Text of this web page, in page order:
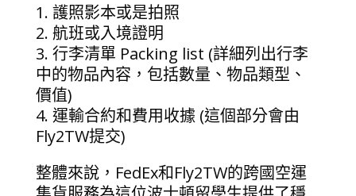
1. 護照影本或是拍照
2. 航班或入境證明
3. 行李清單 Packing list (詳細列出行李
中的物品內容，包括數量、物品類型、
價值)
4. 運輸合約和費用收據 (這個部分會由
Fly2TW提交)
整體來說，FedEx和Fly2TW的跨國空運